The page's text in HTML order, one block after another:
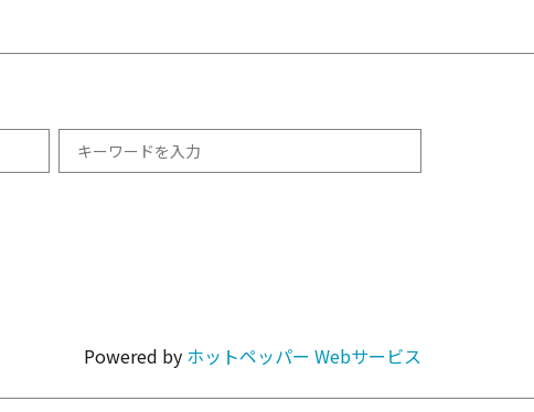
カラオケ・パーティ
Powered by ホットペッパー Webサービス